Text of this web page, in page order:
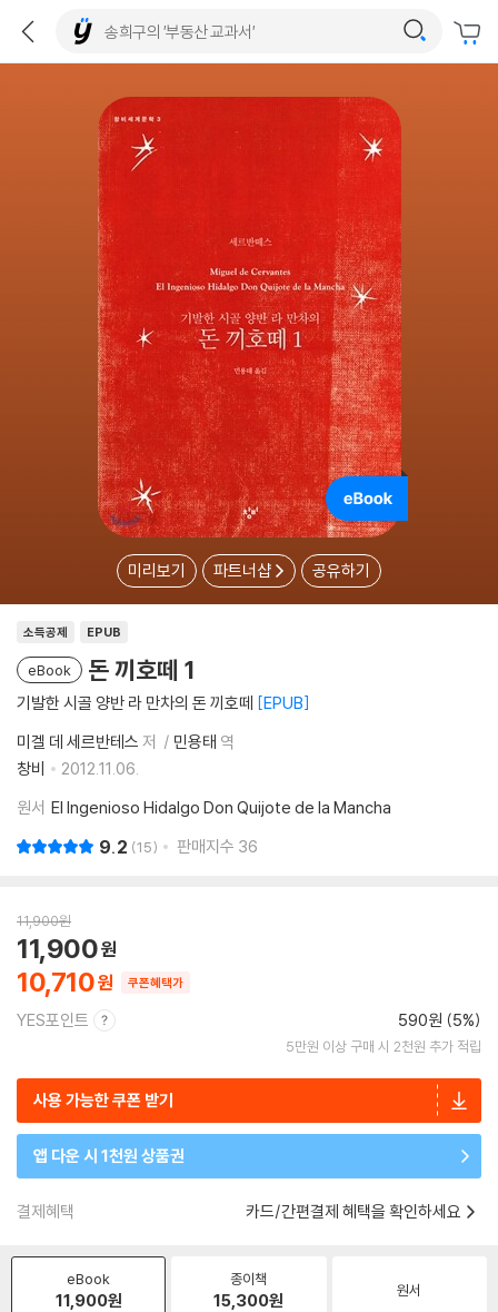
미리보기 파트너샵 공유하기
소득공제 EPUB
eBook 돈 끼호떼 1
기발한 시골 양반 라 만차의 돈 끼호떼 EPUB
미겔 데 세르반테스 저 민용태 역
창비
2012.11.06.
원서 El Ingenioso Hidalgo Don Quijote de la Mancha
9.2 15 판매지수 36
11,900원
10,710
11,900
쿠폰혜택가
YES포인트 590원 (5%)
5만원 이상 구매 시 2천원 추가 적립
사용 가능한 쿠폰 받기
앱 다운 시 1천원 상품권
결제혜택 카드/간편결제 혜택을 확인하세요
eBook
11,900원
종이책
15,300원 원서